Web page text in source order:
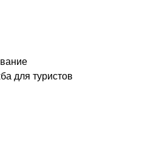
для туристов